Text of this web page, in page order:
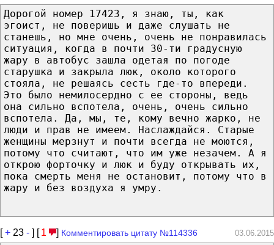
Дорогой номер 17423, я знаю, ты, как
эгоист, не поверишь и даже слушать не
станешь, но мне очень, очень не понравилась
ситуация, когда в почти 30-ти градусную
жару в автобус зашла одетая по погоде
старушка и закрыла люк, около которого
стояла, не решаясь сесть где-то впереди.
Это было немилосердно с ее стороны, ведь
она сильно вспотела, очень, очень сильно
вспотела. Да, мы, те, кому вечно жарко, не
люди и прав не имеем. Наслаждайся. Старые
женщины мерзнут и почти всегда не моются,
потому что считают, что им уже незачем. А я
открою форточку и люк и буду открывать их,
пока смерть меня не остановит, потому что в
жару и без воздуха я умру.
[+ 23 - ] [ 1 ] Комментировать цитату №114336 03.06.2015